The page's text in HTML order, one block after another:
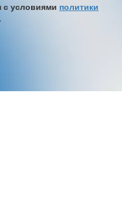
с условиями политики